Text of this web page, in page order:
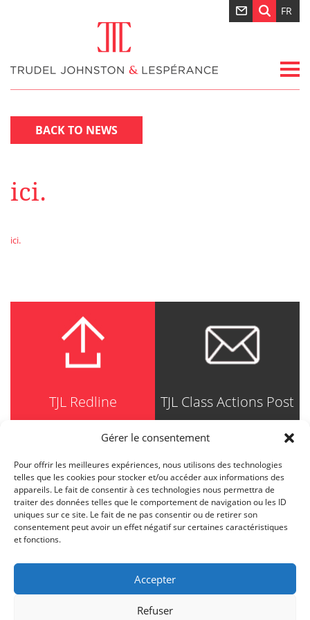
Gérer le consentement
Pour offrir les meilleures expériences, nous utilisons des technologies
telles que les cookies pour stocker et/ou accéder aux informations des
appareils. Le fait de consentir à ces technologies nous permettra de
traiter des données telles que le comportement de navigation ou les ID
uniques sur ce site. Le fait de ne pas consentir ou de retirer son
consentement peut avoir un effet négatif sur certaines caractéristiques
et fonctions.
Accepter
Refuser
FR
BACK TO NEWS
ici.
ici.
TJL Redline TJL Class Actions Post
TRUDEL JOHNSTON & LESPÉRANCE
Avocats / Barristers & Solicitors
750, Côte de la Place d'Armes, Suite 90
Montréal (Quebec) H2Y 2X8
T514 871-8385
1-844-588-8385
info@tjl.quebec